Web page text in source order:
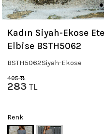
Kadın Siyah-Ekose
Elbise BSTH5062
BSTH5062Siyah-Ekose
405TL
283 TL
Renk